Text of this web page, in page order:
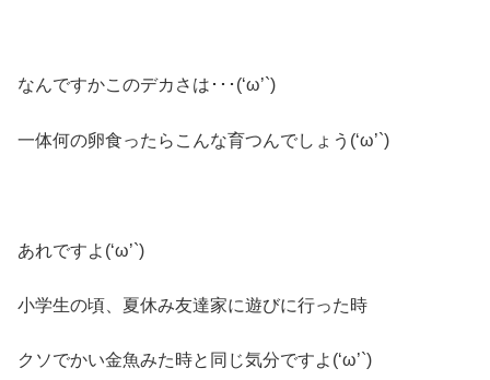
なんですかこのデカさは･･･(‘ω’`)
一体何の卵食ったらこんな育つんでしょう(‘ω’`)
あれですよ(‘ω’`)
小学生の頃、夏休み友達家に遊びに行った時
クソでかい金魚みた時と同じ気分ですよ(‘ω’`)